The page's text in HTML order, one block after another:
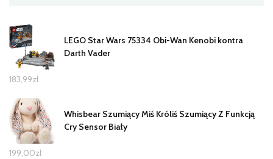
LEGO Star Wars 75334 Obi-Wan Kenobi kontra
Darth Vader
183,99zł
Whisbear Szumiący Miś Króliś Szumiący Z Funkcją
Cry Sensor Biały
199,00zł